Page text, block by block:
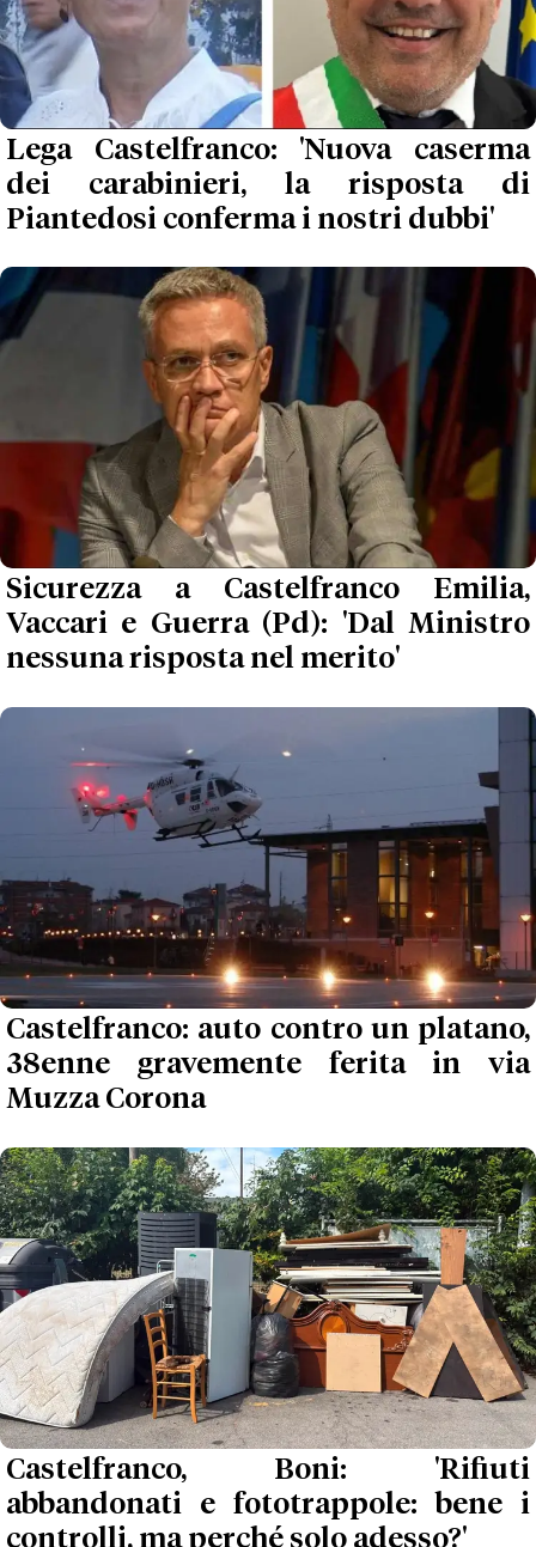
Lega Castelfranco: 'Nuova caserma
dei carabinieri, la risposta di
Piantedosi conferma i nostri dubbi'
Sicurezza a Castelfranco Emilia,
Vaccari e Guerra (Pd): 'Dal Ministro
nessuna risposta nel merito'
Castelfranco: auto contro un platano,
38enne gravemente ferita in via
Muzza Corona
Castelfranco, Boni: 'Rifiuti
abbandonati e fototrappole: bene i
controlli, ma perché solo adesso?'